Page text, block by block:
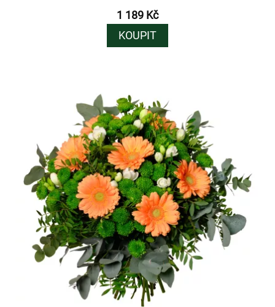
1 189 Kč
KOUPIT